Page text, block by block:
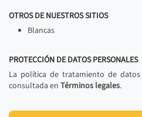
OTROS DE NUESTROS SITIOS
Blancas
PROTECCIÓN DE DATOS PERSONALES
La política de tratamiento de
consultada en Términos legales.